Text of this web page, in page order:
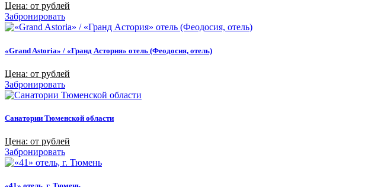
Цена: от рублей
Забронировать
«Grand Astoria» / «Гранд Астория» отель (Феодосия, отель)
Цена: от рублей
Забронировать
Санатории Тюменской области
Цена: от рублей
Забронировать